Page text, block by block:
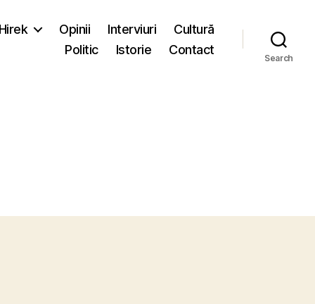
Opinii Interviuri
Cultură
Politic
Istorie Contact
Search